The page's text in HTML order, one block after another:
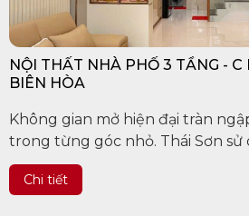
NỘI THẤT NHÀ PHỐ 3 TẦNG -
BIÊN HÒA
Không gian mở hiện đại tràn
trong từng góc nhỏ. Thái Sơn sử
trung tính làm chủ đạo tạo nên
tượng cho căn nhà...
Chi tiết